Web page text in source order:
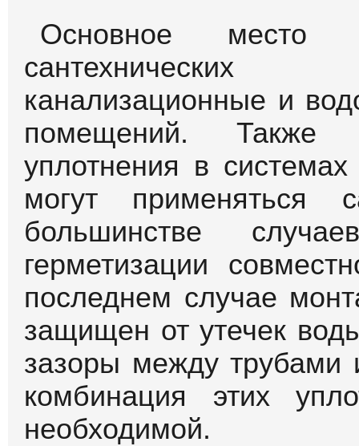
Основное место
канализационные и
помещений. Также
уплотнения в
могут применяться
большинстве
герметизации
последнем случае
защищен от утечек
зазоры между трубами
комбинация этих
необходимой.